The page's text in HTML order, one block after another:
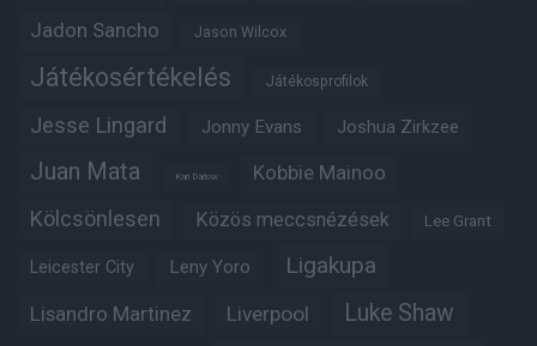
Jadon Sancho Jason Wilcox
Játékosértékelés Játékosprofilok
Jesse Lingard Jonny Evans Joshua Zirkzee
Juan Mata Karl Darlow Kobbie Mainoo
Kölcsönlesen Közös meccsnézések Lee Grant
Leicester City Leny Yoro Ligakupa
Lisandro Martinez Liverpool Luke Shaw